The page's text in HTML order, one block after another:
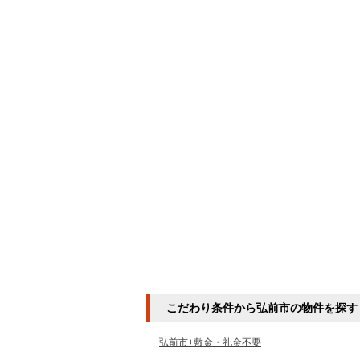
こだわり条件から弘前市の物件を探す
弘前市+敷金・礼金不要